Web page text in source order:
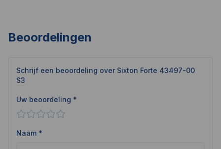
Beoordelingen
Schrijf een beoordeling over Sixton Forte 43497-00
S3
Uw beoordeling *
Naam *